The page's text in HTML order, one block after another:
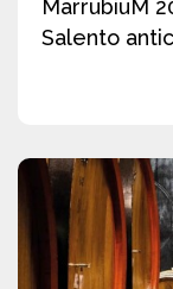
MarrubiuM
Salento